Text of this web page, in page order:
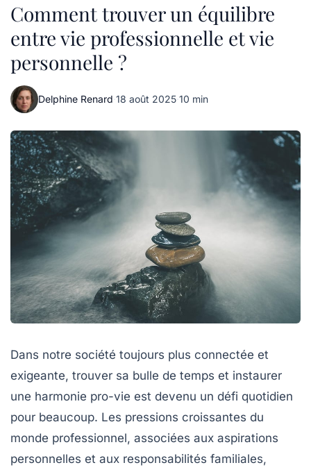
Comment trouver un équilibre
entre vie professionnelle et vie
personnelle ?
Delphine Renard·18 août 2025·10 min
Dans notre société toujours plus connectée et
exigeante, trouver sa bulle de temps et instaurer
une harmonie pro-vie est devenu un défi quotidien
pour beaucoup. Les pressions croissantes du
monde professionnel, associées aux aspirations
personnelles et aux responsabilités familiales,